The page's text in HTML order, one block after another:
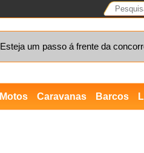
Esteja um passo á frente da
Motos Caravanas Barcos